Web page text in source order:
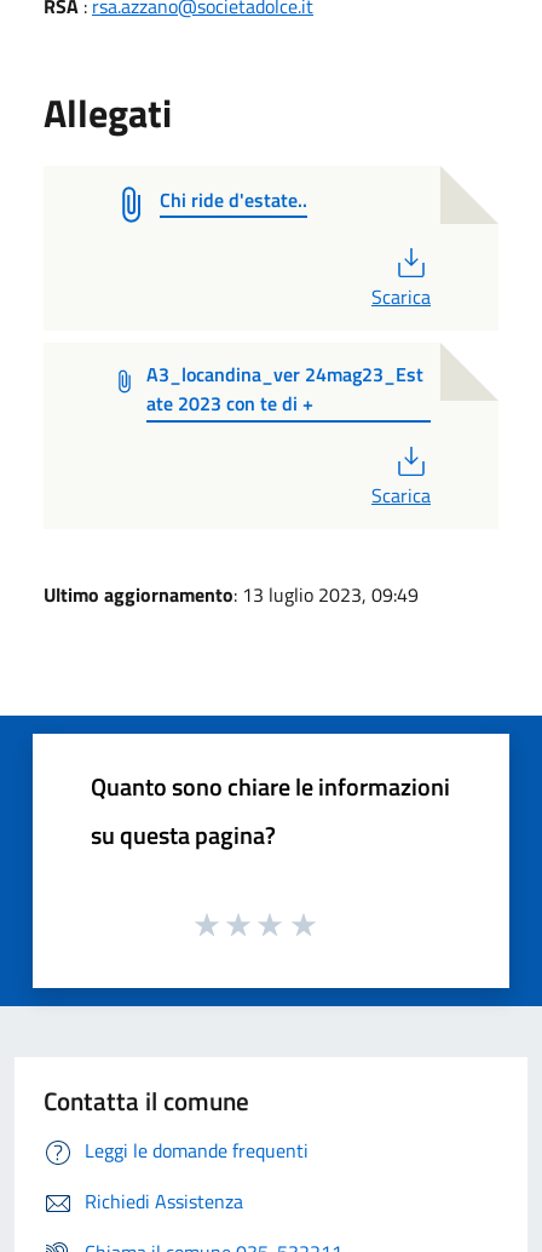
Allegati
Chi ride d'estate..
Scarica
A3_locandina_ver 24mag23_Est
ate 2023 con te di +
Scarica
Ultimo aggiornamento: 13 luglio 2023, 09:49
Quanto sono chiare le informazioni
su questa pagina?
Contatta il comune
Leggi le domande frequenti
Richiedi Assistenza